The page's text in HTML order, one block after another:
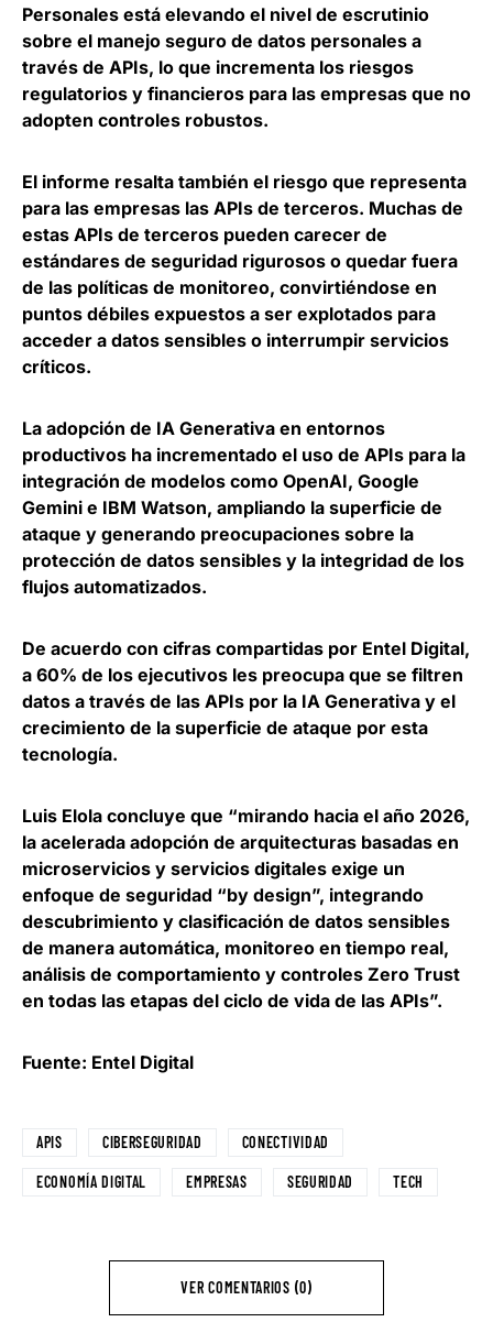
Personales está elevando el nivel de escrutinio
sobre el manejo seguro de datos personales a
través de APIs, lo que incrementa los riesgos
regulatorios y financieros para las empresas que no
adopten controles robustos.
El informe resalta también el riesgo que representa
para las empresas las APIs de terceros. Muchas de
estas APIs de terceros pueden carecer de
estándares de seguridad rigurosos o quedar fuera
de las políticas de monitoreo, convirtiéndose en
puntos débiles expuestos a ser explotados para
acceder a datos sensibles o interrumpir servicios
críticos.
La adopción de IA Generativa en entornos
productivos ha incrementado el uso de APIs para la
integración de modelos como OpenAI, Google
Gemini e IBM Watson, ampliando la superficie de
ataque y generando preocupaciones sobre la
protección de datos sensibles y la integridad de los
flujos automatizados.
De acuerdo con cifras compartidas por Entel Digital,
a 60% de los ejecutivos les preocupa que se filtren
datos a través de las APIs por la IA Generativa y el
crecimiento de la superficie de ataque por esta
tecnología.
Luis Elola concluye que “mirando hacia el año 2026,
la acelerada adopción de arquitecturas basadas en
microservicios y servicios digitales exige un
enfoque de seguridad “by design”, integrando
descubrimiento y clasificación de datos sensibles
de manera automática, monitoreo en tiempo real,
análisis de comportamiento y controles Zero Trust
en todas las etapas del ciclo de vida de las APIs”.
Fuente: Entel Digital
APIS CIBERSEGURIDAD CONECTIVIDAD
ECONOMÍA DIGITAL EMPRESAS SEGURIDAD TECH
VER COMENTARIOS (0)